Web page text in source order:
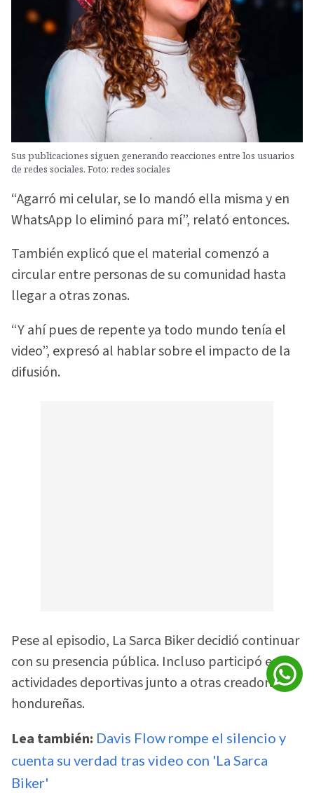
Sus publicaciones siguen generando reacciones entre los usuarios
de redes sociales. Foto: redes sociales
“Agarró mi celular, se lo mandó ella misma y en
WhatsApp lo eliminó para mí”, relató entonces.
También explicó que el material comenzó a
circular entre personas de su comunidad hasta
llegar a otras zonas.
“Y ahí pues de repente ya todo mundo tenía el
video”, expresó al hablar sobre el impacto de la
difusión.
Pese al episodio, La Sarca Biker decidió continuar
con su presencia pública. Incluso participó en
actividades deportivas junto a otras creadoras
hondureñas.
Lea también: Davis Flow rompe el silencio y
cuenta su verdad tras video con 'La Sarca
Biker'